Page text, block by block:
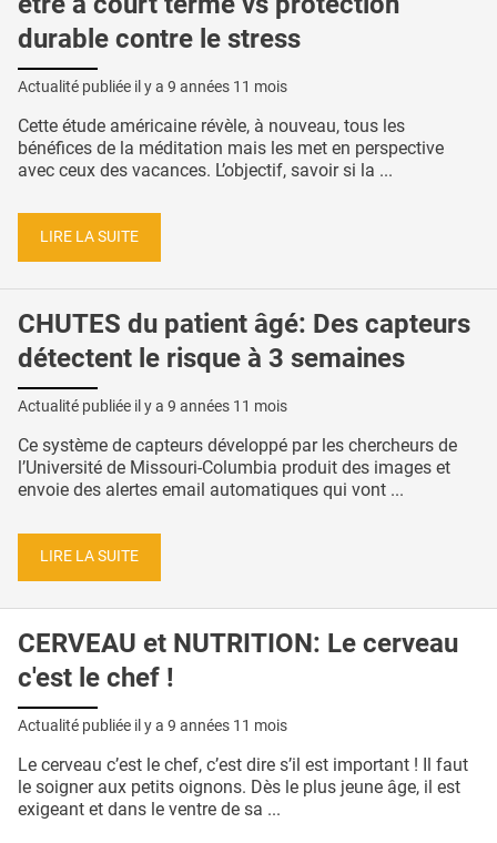
durable contre le stress
Actualité publiée il y a 9 années 11 mois
Cette étude américaine révèle, à nouveau, tous les
bénéfices de la méditation mais les met en perspective
avec ceux des vacances. L’objectif, savoir si la ...
LIRE LA SUITE
CHUTES du patient âgé: Des capteurs
détectent le risque à 3 semaines
Actualité publiée il y a 9 années 11 mois
Ce système de capteurs développé par les chercheurs de
l’Université de Missouri-Columbia produit des images et
envoie des alertes email automatiques qui vont ...
LIRE LA SUITE
CERVEAU et NUTRITION: Le cerveau
c'est le chef !
Actualité publiée il y a 9 années 11 mois
Le cerveau c’est le chef, c’est dire s’il est important ! Il faut
le soigner aux petits oignons. Dès le plus jeune âge, il est
exigeant et dans le ventre de sa ...